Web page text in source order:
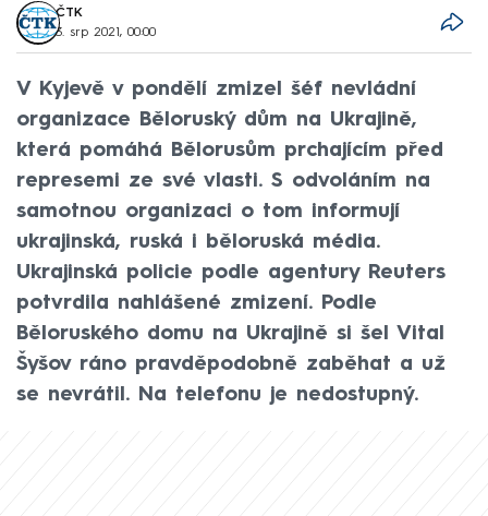
ČTK
3. srp 2021, 00:00
V Kyjevě v pondělí zmizel šéf nevládní
organizace Běloruský dům na Ukrajině,
která pomáhá Bělorusům prchajícím před
represemi ze své vlasti. S odvoláním na
samotnou organizaci o tom informují
ukrajinská, ruská i běloruská média.
Ukrajinská policie podle agentury Reuters
potvrdila nahlášené zmizení. Podle
Běloruského domu na Ukrajině si šel Vital
Šyšov ráno pravděpodobně zaběhat a už
se nevrátil. Na telefonu je nedostupný.